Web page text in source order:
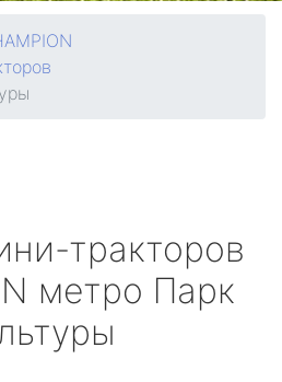
тракторов
метро Парк